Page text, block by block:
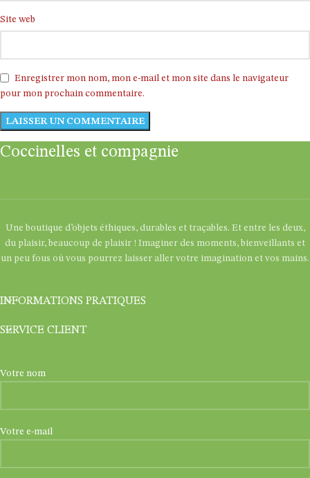
Site web
Enregistrer mon nom, mon e-mail et mon site dans le navigateur
pour mon prochain commentaire.
Coccinelles et compagnie
Une boutique d’objets éthiques, durables et traçables. Et entre les deux,
du plaisir, beaucoup de plaisir ! Imaginer des moments, bienveillants et
un peu fous où vous pourrez laisser aller votre imagination et vos mains.
INFORMATIONS PRATIQUES
SERVICE CLIENT
Votre nom
Votre e-mail